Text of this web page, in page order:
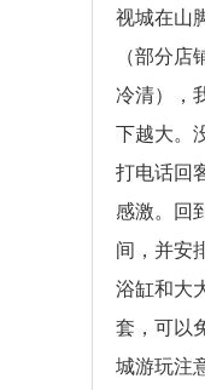
视城在山
（部分
冷清），
下越大。
打电话回
感激。回
间，并安
浴缸和大
套，可以
城游玩注